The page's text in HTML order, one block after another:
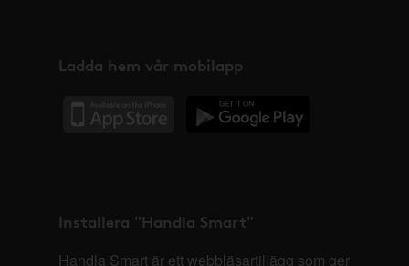
Ladda hem vår mobilapp
Installera "Handla Smart"
Handla Smart är ett webbläsartillägg som ger